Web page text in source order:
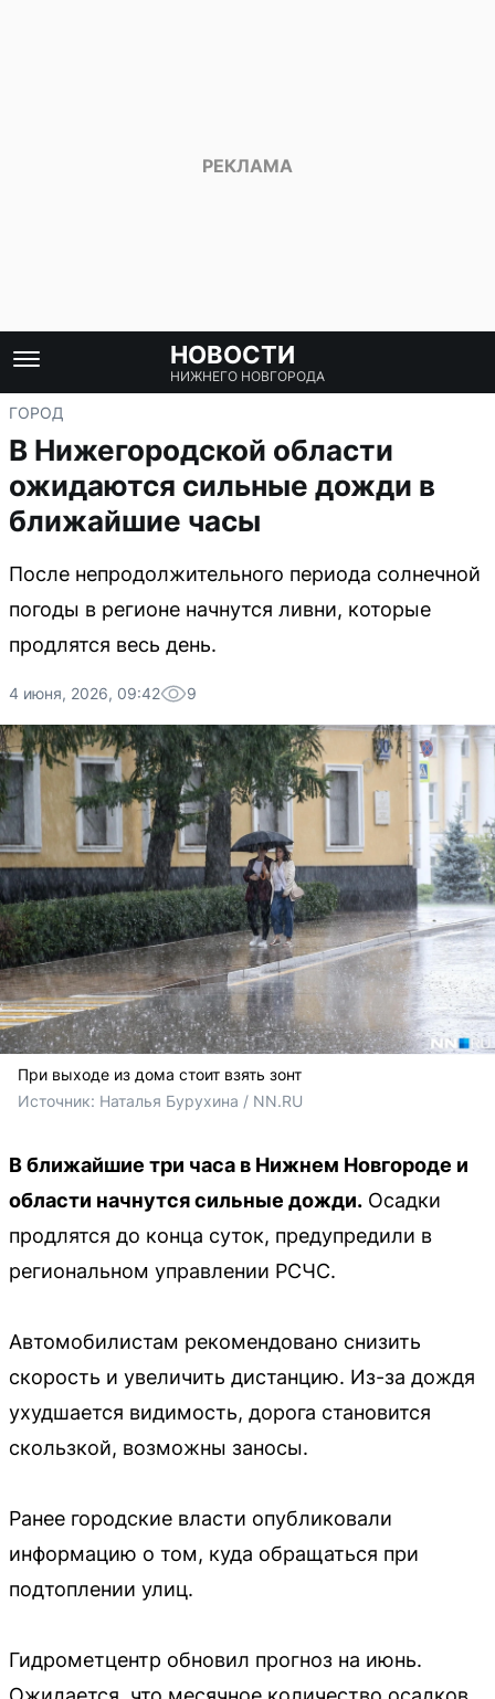
НОВОСТИ
НИЖНЕГО НОВГОРОДА
ГОРОД
В Нижегородской области
ожидаются сильные дожди в
ближайшие часы
После непродолжительного периода солнечной
погоды в регионе начнутся ливни, которые
продлятся весь день.
4 июня, 2026, 09:42 9
При выходе из дома стоит взять зонт
Источник: Наталья Бурухина / NN.RU
В ближайшие три часа в Нижнем Новгороде и
области начнутся сильные дожди. Осадки
продлятся до конца суток, предупредили в
региональном управлении РСЧС.
Автомобилистам рекомендовано снизить
скорость и увеличить дистанцию. Из-за дождя
ухудшается видимость, дорога становится
скользкой, возможны заносы.
Ранее городские власти опубликовали
информацию о том, куда обращаться при
подтоплении улиц.
Гидрометцентр обновил прогноз на июнь.